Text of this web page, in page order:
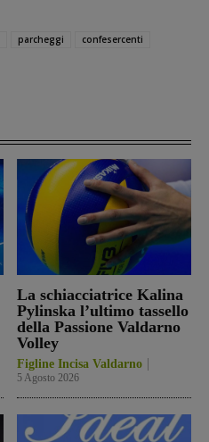
La schiacciatrice Kalina
Pylinska l’ultimo tassello
della Passione Valdarno
Volley
Figline Incisa Valdarno
5 Agosto 2026
parcheggi confesercenti